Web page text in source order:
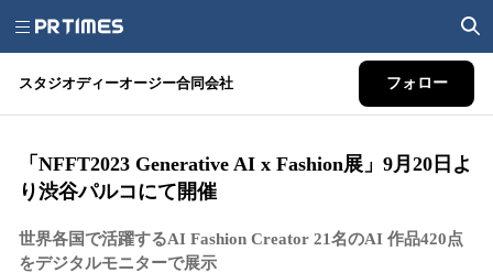
スタジオディーオージー合同会社 フォロー
「NFFT2023 Generative AI x Fashion展」9月20日よ
り渋谷パルコにて開催
世界各国で活躍するAI Fashion Creator 21名のAI 作品420点
をデジタルモニターで展示